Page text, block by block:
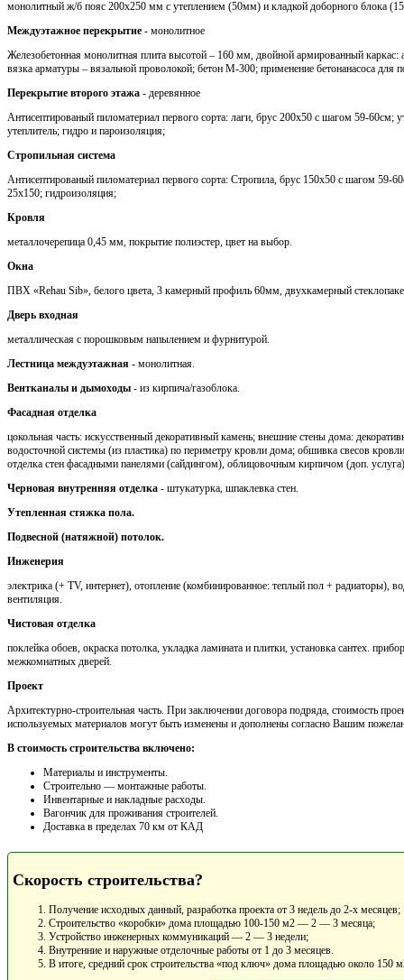
монолитный ж/б пояс 200х250 мм с утеплением (50мм) и кладкой доборного блока
Междуэтажное перекрытие - монолитное
Железобетонная монолитная плита высотой – 160 мм, двойной армированный
вязка арматуры – вязальной проволокой; бетон М-300; применение бетонанасоса для
Перекрытие второго этажа - деревянное
Антисептированый пиломатериал первого сорта: лаги, брус 200х50 с шагом 59-
утеплитель; гидро и пароизоляция;
Стропильная система
Антисептированый пиломатериал первого сорта: Стропила, брус 150х50 с шагом 59-
25х150; гидроизоляция;
Кровля
металлочерепица 0,45 мм, покрытие полиэстер, цвет на выбор.
Окна
ПВХ «Rehau Sib», белого цвета, 3 камерный профиль 60мм, двухкамерный
Дверь входная
металлическая с порошковым напылением и фурнитурой.
Лестница междуэтажная - монолитная.
Вентканалы и дымоходы - из кирпича/газоблока.
Фасадная отделка
цокольная часть: искусственный декоративный камень; внешние стены дома:
водосточной системы (из пластика) по периметру кровли дома; обшивка свесов
отделка стен фасадными панелями (сайдингом), облицовочным кирпичом (доп.
Черновая внутренняя отделка - штукатурка, шпаклевка стен.
Утепленная стяжка пола.
Подвесной (натяжной) потолок.
Инженерия
электрика (+ TV, интернет), отопление (комбинированное: теплый пол + радиаторы),
вентиляция.
Чистовая отделка
поклейка обоев, окраска потолка, укладка ламината и плитки, установка сантех.
межкомнатных дверей.
Проект
Архитектурно-строительная часть. При заключении договора подряда, стоимость
используемых материалов могут быть изменены и дополнены согласно Вашим
В стоимость строительства включено:
Материалы и инструменты.
Cтроительно — монтажные работы.
Инвентарные и накладные расходы.
Вагончик для проживания строителей.
Доставка в пределах 70 км от КАД
Скорость строительства?
Получение исходных данный, разработка проекта от 3 недель до 2-х месяцев;
Строительство «коробки» дома площадью 100-150 м2 — 2 — 3 месяца;
Устройство инженерных коммуникаций — 2 — 3 недели;
Внутренние и наружные отделочные работы от 1 до 3 месяцев.
В итоге, средний срок строительства «под ключ» дома площадью около 150